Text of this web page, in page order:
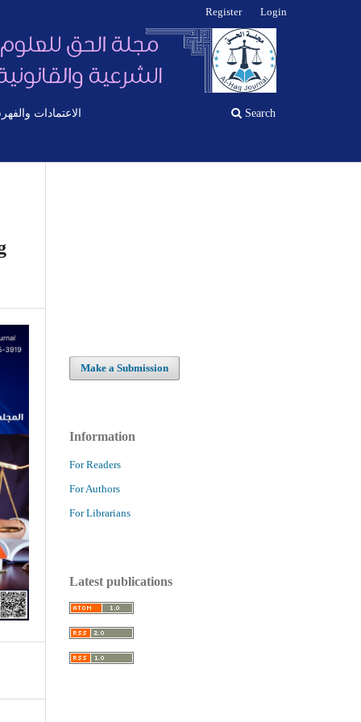
الاعتمادات Search
Register Login
Make a Submission
Information
For Readers
For Authors
For Librarians
Latest publications